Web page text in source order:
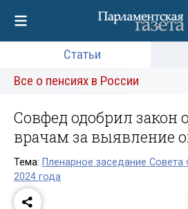
Статьи
Все о пенсиях в России
Совфед одобрил закон
врачам за выявление
Тема: Пленарное заседание
2024 года